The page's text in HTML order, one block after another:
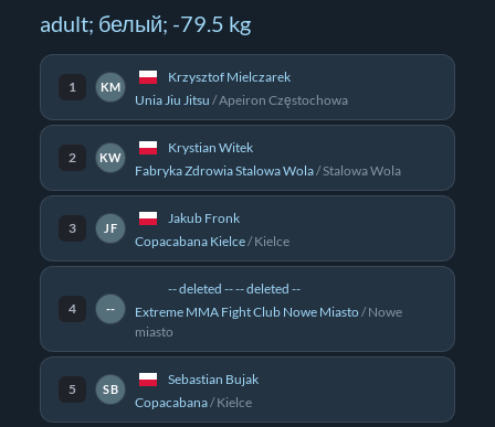
adult; белый; -79.5 kg
1 KM
Krzysztof Mielczarek
Unia Jiu Jitsu /Apeiron Częstochowa
2 KW
Krystian Witek
Fabryka Zdrowia Stalowa Wola/Stalowa Wola
3 JF
Jakub Fronk
Copacabana Kielce/Kielce
4 --
-- deleted -- -- deleted --
Extreme MMA Fight Club Nowe Miasto/Nowe
miasto
5 SB
Sebastian Bujak
Copacabana/Kielce